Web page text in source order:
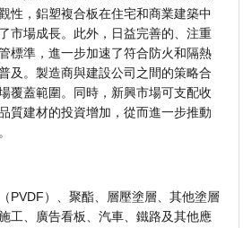
性，鋁塑複合板在住宅和商業建築中
市場成長。此外，日益完善的、注重
標準，進一步加速了符合防火和隔熱
及。製造商與建設公司之間的策略合
覆蓋範圍。同時，新興市場可支配收
質建材的投資增加，從而進一步推動
PVDF）、聚酯、層壓塗層、其他塗層
工、廣告看板、汽車、鐵路及其他應